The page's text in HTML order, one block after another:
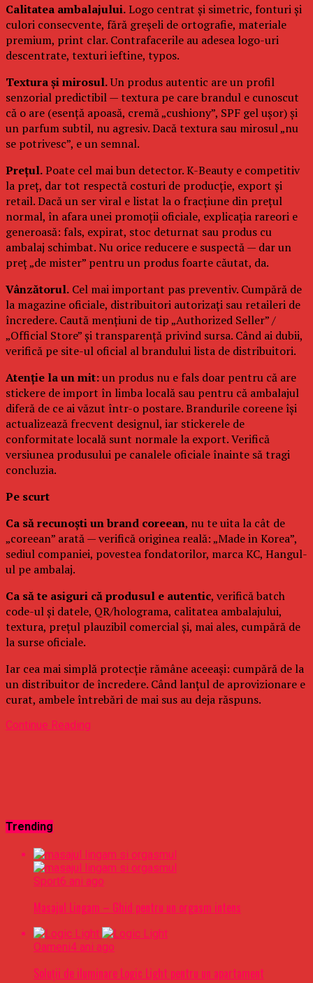
Calitatea ambalajului.Logo centrat și simetric, fonturi și
culori consecvente, fără greșeli de ortografie, materiale
premium, print clar. Contrafacerile au adesea logo-uri
descentrate, texturi ieftine, typos.
Textura și mirosul.Un produs autentic are un profil
senzorial predictibil — textura pe care brandul e cunoscut
că o are (esență apoasă, cremă „cushiony”, SPF gel ușor) și
un parfum subtil, nu agresiv. Dacă textura sau mirosul „nu
se potrivesc”, e un semnal.
Prețul.Poate cel mai bun detector. K-Beauty e competitiv
la preț, dar tot respectă costuri de producție, export și
retail. Dacă un ser viral e listat la o fracțiune din prețul
normal, în afara unei promoții oficiale, explicația rareori e
generoasă: fals, expirat, stoc deturnat sau produs cu
ambalaj schimbat. Nu orice reducere e suspectă — dar un
preț „de mister” pentru un produs foarte căutat, da.
Vânzătorul. Cel mai important pas preventiv. Cumpără de
la magazine oficiale, distribuitori autorizați sau retaileri de
încredere. Caută mențiuni de tip „Authorized Seller” /
„Official Store” și transparență privind sursa. Când ai dubii,
verifică pe site-ul oficial al brandului lista de distribuitori.
Atenție la un mit:un produs nu e fals doar pentru că are
stickere de import în limba locală sau pentru că ambalajul
diferă de ce ai văzut într-o postare. Brandurile coreene își
actualizează frecvent designul, iar stickerele de
conformitate locală sunt normale la export. Verifică
versiunea produsului pe canalele oficiale înainte să tragi
concluzia.
Pe scurt
Ca să recunoști un brand coreean, nu te uita la cât de
„coreean” arată — verifică originea reală: „Made in Korea”,
sediul companiei, povestea fondatorilor, marca KC, Hangul-
ul pe ambalaj.
Ca să te asiguri că produsul e autentic, verifică batch
code-ul și datele, QR/holograma, calitatea ambalajului,
textura, prețul plauzibil comercial și, mai ales, cumpără de
la surse oficiale.
Iar cea mai simplă protecție rămâne aceeași: cumpără de la
un distribuitor de încredere. Când lanțul de aprovizionare e
curat, ambele întrebări de mai sus au deja răspuns.
Continue Reading
Trending
Sport6 ani ago
Masajul Lingam – Ghid pentru un orgasm intens
Oameni4 ani ago
Soluții de iluminare Logic Light pentru un apartament